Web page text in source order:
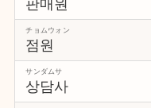
판매원
점원
チョムウォン
상담사
サンダムサ